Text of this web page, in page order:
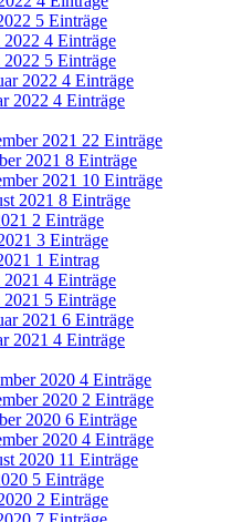
5 Einträge
4 Einträge
5 Einträge
2022 4 Einträge
2022 4 Einträge
2021 22 Einträge
2021 8 Einträge
2021 10 Einträge
2021 8 Einträge
2 Einträge
3 Einträge
1 Eintrag
4 Einträge
5 Einträge
2021 6 Einträge
2021 4 Einträge
2020 4 Einträge
2020 2 Einträge
2020 6 Einträge
2020 4 Einträge
2020 11 Einträge
5 Einträge
2 Einträge